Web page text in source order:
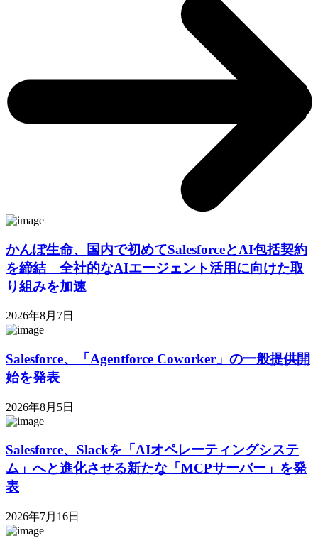
かんぽ生命、国内で初めてSalesforceとAI包括契約
を締結 全社的なAIエージェント活用に向けた取
り組みを加速
2026年8月7日
Salesforce、「Agentforce Coworker」の一般提供開
始を発表
2026年8月5日
Salesforce、Slackを「AIオペレーティングシステ
ム」へと進化させる新たな「MCPサーバー」を発
表
2026年7月16日